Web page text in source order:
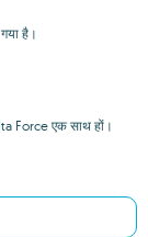
है।
Force एक साथ हों।